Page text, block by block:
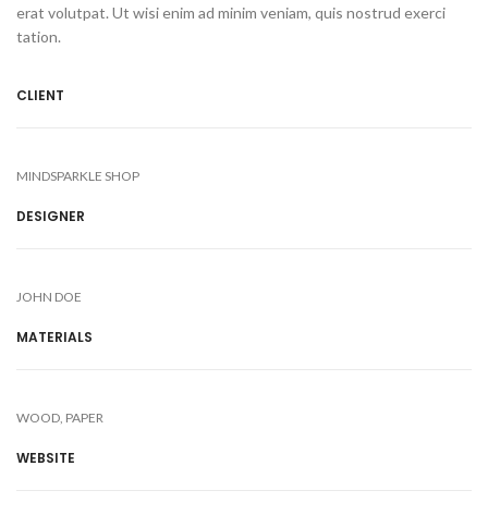
erat volutpat. Ut wisi enim ad minim veniam, quis nostrud exerci
tation.
CLIENT
MINDSPARKLE SHOP
DESIGNER
JOHN DOE
MATERIALS
WOOD, PAPER
WEBSITE